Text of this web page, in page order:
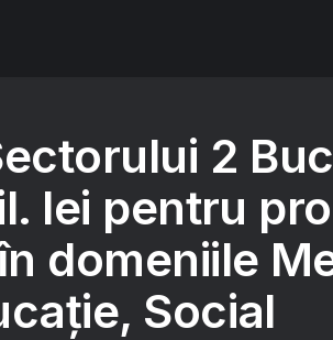
2
lei pentru
domeniile
Social